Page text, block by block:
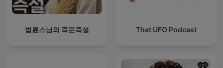
법륜스님의 즉문즉설 That UFO Podcast